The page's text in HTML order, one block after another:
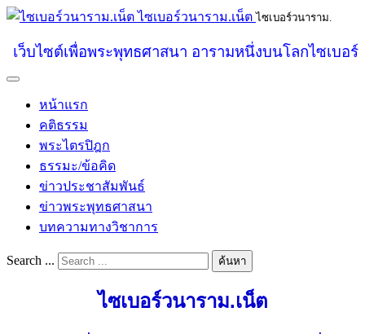
ไซเบอร์วนาราม.เน็ต ไซเบอร์วนาราม.
เว็บไซต์เพื่อพระพุทธศาสนา อารามหนึ่งบนโลกไซเบอร์
หน้าแรก
คติธรรม
พระไตรปิฎก
ธรรมะ/ข้อคิด
ข่าวประชาสัมพันธ์
ข่าวพระพุทธศาสนา
บทความทางวิชาการ
Search ... ค้นหา
ไซเบอร์วนาราม.เน็ต